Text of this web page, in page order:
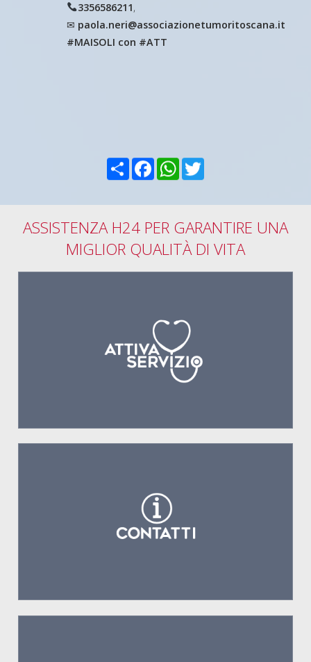
3356586211,
✉ paola.neri@associazionetumoritoscana.it
#MAISOLI con #ATT
CondividiFacebookWhatsApp
Twitter
ASSISTENZA H24 PER GARANTIRE UNA
MIGLIOR QUALITÀ DI VITA